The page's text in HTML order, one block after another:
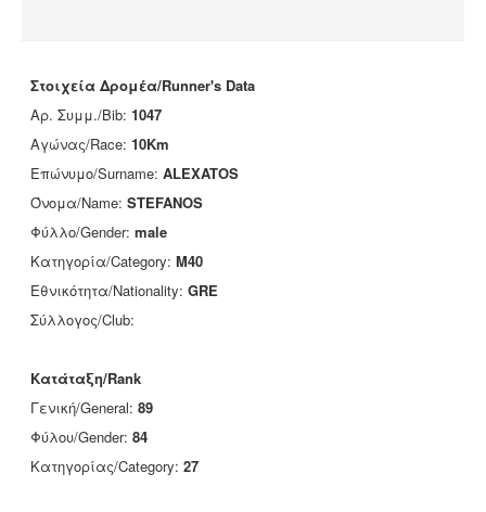
Στοιχεία Δρομέα/Runner's Data
Αρ. Συμμ./Bib: 1047
Αγώνας/Race: 10Km
Επώνυμο/Surname: ALEXATOS
Όνομα/Name: STEFANOS
Φύλλο/Gender: male
Κατηγορία/Category: M40
Εθνικότητα/Nationality: GRE
Σύλλογος/Club:
Κατάταξη/Rank
Γενική/General: 89
Φύλου/Gender: 84
Κατηγορίας/Category: 27